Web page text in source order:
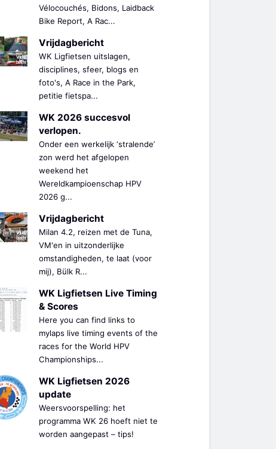
Vélocouchés, Bidons, Laidback
Bike Report, A Rac...
Vrijdagbericht
WK Ligfietsen uitslagen,
disciplines, sfeer, blogs en
foto's, A Race in the Park,
petitie fietspa...
WK 2026 succesvol
verlopen.
Onder een werkelijk ‘stralende’
zon werd het afgelopen
weekend het
Wereldkampioenschap HPV
2026 g...
Vrijdagbericht
Milan 4.2, reizen met de Tuna,
VM'en in uitzonderlijke
omstandigheden, te laat (voor
mij), Bülk R...
WK Ligfietsen Live Timing
& Scores
Here you can find links to
mylaps live timing events of the
races for the World HPV
Championships...
WK Ligfietsen 2026
update
Weersvoorspelling: het
programma WK 26 hoeft niet te
worden aangepast – tips!